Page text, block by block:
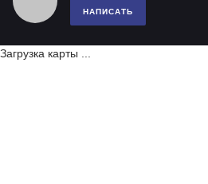
НАПИСАТЬ
Загрузка карты ...